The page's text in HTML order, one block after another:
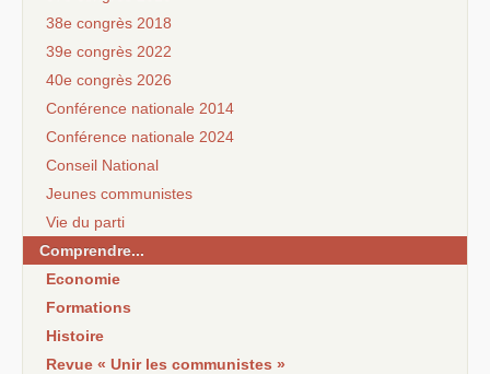
38e congrès 2018
39e congrès 2022
40e congrès 2026
Conférence nationale 2014
Conférence nationale 2024
Conseil National
Jeunes communistes
Vie du parti
Comprendre...
Economie
Formations
Histoire
Revue « Unir les communistes »